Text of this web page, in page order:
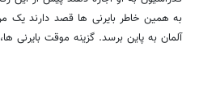
به همین خاطر بایرنی ها قصد دارند یک
آلمان به پاین برسد. گزینه موقت